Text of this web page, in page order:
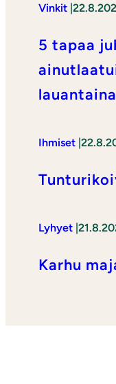
Vinkit |
5 tapaa
Ihmiset |
Lyhyet |
Karhu